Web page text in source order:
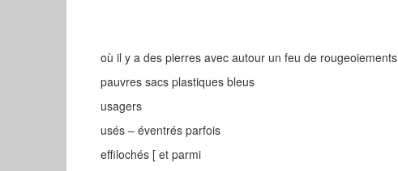
où il y a des pierres avec autour un feu de rougeoiements
pauvres sacs plastiques bleus
usagers
usés – éventrés parfois
effilochés [ et parmi